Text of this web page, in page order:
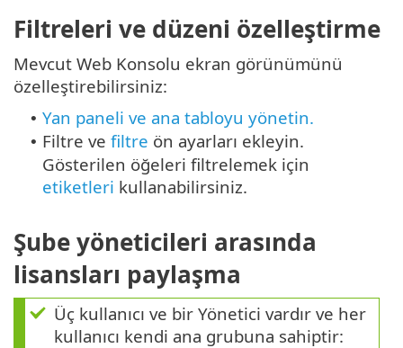
Filtreleri ve düzeni özelleştirme
Mevcut Web Konsolu ekran görünümünü
özelleştirebilirsiniz:
• Yan paneli ve ana tabloyu yönetin.
• Filtre ve filtre ön ayarları ekleyin.
Gösterilen öğeleri filtrelemek için
etiketleri kullanabilirsiniz.
Şube yöneticileri arasında
lisansları paylaşma
Üç kullanıcı ve bir Yönetici vardır ve her
kullanıcı kendi ana grubuna sahiptir: